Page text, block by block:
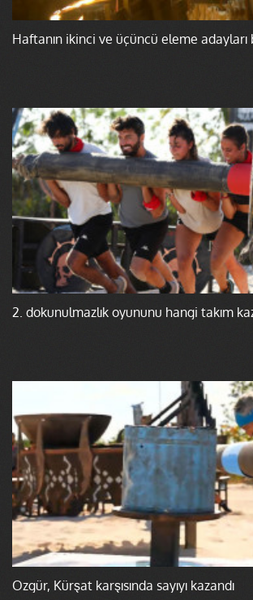
Haftanın ikinci ve üçüncü eleme
2. dokunulmazlık oyununu hangi takım
Özgür, Kürşat karşısında sayıyı kazandı